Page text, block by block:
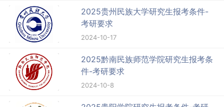
2025贵州民族大学研究生报考条件-
考研要求
2024-10-17
2025黔南民族师范学院研究生报考条
件-考研要求
2024-10-8